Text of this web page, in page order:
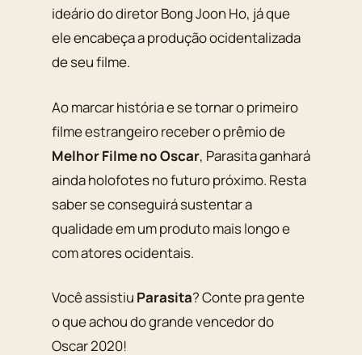
ideário do diretor Bong Joon Ho, já que
ele encabeça a produção ocidentalizada
de seu filme.
Ao marcar história e se tornar o primeiro
filme estrangeiro receber o prêmio de
Melhor Filme no Oscar, Parasita ganhará
ainda holofotes no futuro próximo. Resta
saber se conseguirá sustentar a
qualidade em um produto mais longo e
com atores ocidentais.
Você assistiu Parasita? Conte pra gente
o que achou do grande vencedor do
Oscar 2020!